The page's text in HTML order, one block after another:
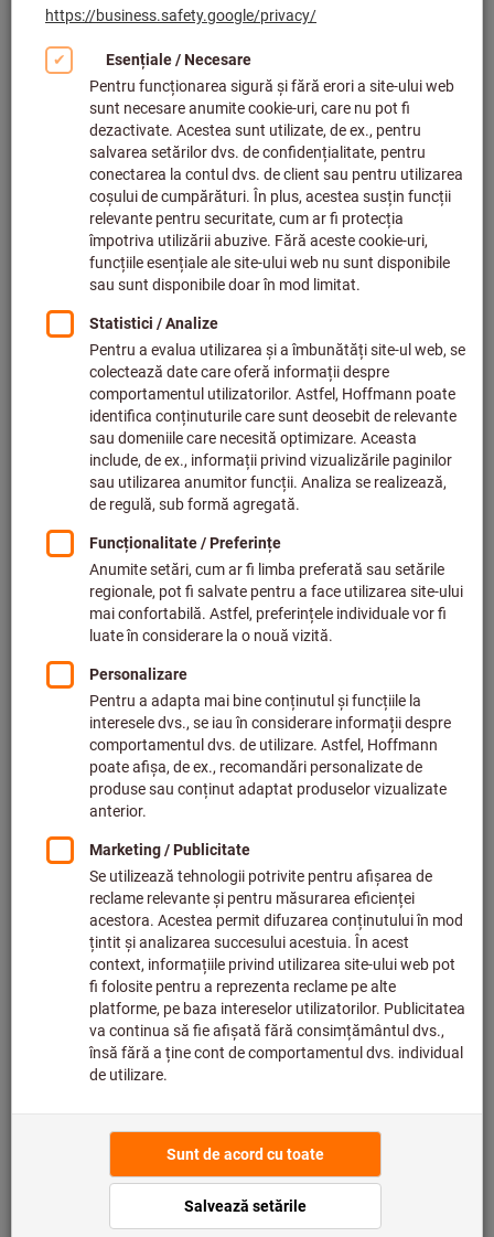
Domeniu de măsurare: 2-6mm
Cod articol.: 428652 2-6
Faceți clic pentru a mări imaginea
Preț per 1 buc.
plus cost livrare
conectare.
Domeniu de măsurare (mm):
6-10
Reducere
10-20
%
Reducere
20-50
Reducere
50-100
Reducere
Doriți să comandați mai mult de un articol?Selectaţi aici rapid!
Adăugaţi o etichetă
text simplu, Cantitate: 1
7,20 €
Inscripționare cu laser cod QR, inclusiv text
7,20 €